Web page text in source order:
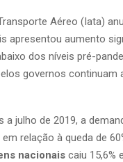
Aéreo (Iata)
apresentou aumento
dos níveis pré-
governos
julho de 2019, a
relação à queda de
nacionais caiu 15,6%